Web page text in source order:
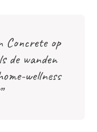
Concrete op
de wanden
wellness